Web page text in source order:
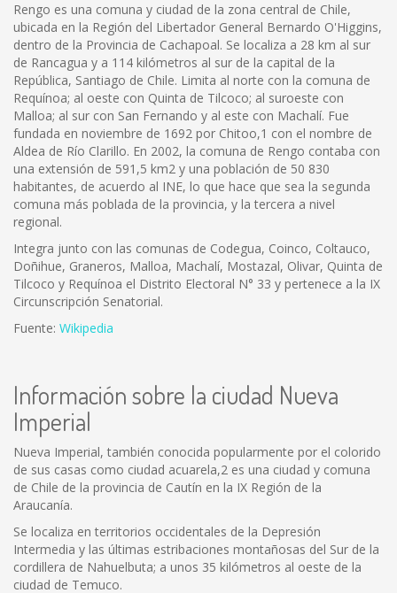
Rengo es una comuna y ciudad de la zona central de Chile,
ubicada en la Región del Libertador General Bernardo O'Higgins,
dentro de la Provincia de Cachapoal. Se localiza a 28 km al sur
de Rancagua y a 114 kilómetros al sur de la capital de la
República, Santiago de Chile. Limita al norte con la comuna de
Requínoa; al oeste con Quinta de Tilcoco; al suroeste con
Malloa; al sur con San Fernando y al este con Machalí. Fue
fundada en noviembre de 1692 por Chitoo,1 con el nombre de
Aldea de Río Clarillo. En 2002, la comuna de Rengo contaba con
una extensión de 591,5 km2 y una población de 50 830
habitantes, de acuerdo al INE, lo que hace que sea la segunda
comuna más poblada de la provincia, y la tercera a nivel
regional.
Integra junto con las comunas de Codegua, Coinco, Coltauco,
Doñihue, Graneros, Malloa, Machalí, Mostazal, Olivar, Quinta de
Tilcoco y Requínoa el Distrito Electoral N° 33 y pertenece a la IX
Circunscripción Senatorial.
Fuente: Wikipedia
Información sobre la ciudad Nueva
Imperial
Nueva Imperial, también conocida popularmente por el colorido
de sus casas como ciudad acuarela,2 es una ciudad y comuna
de Chile de la provincia de Cautín en la IX Región de la
Araucanía.
Se localiza en territorios occidentales de la Depresión
Intermedia y las últimas estribaciones montañosas del Sur de la
cordillera de Nahuelbuta; a unos 35 kilómetros al oeste de la
ciudad de Temuco.